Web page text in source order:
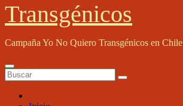
Transgénicos
Campaña Yo No Quiero Transgénicos en Chile